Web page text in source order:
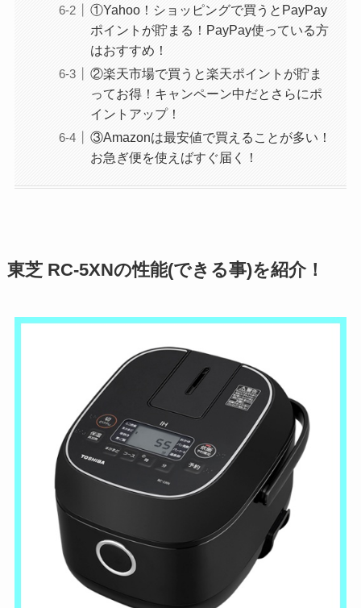
①Yahoo！ショッピングで買うとPayPay
ポイントが貯まる！PayPay使っている方
はおすすめ！
②楽天市場で買うと楽天ポイントが貯ま
ってお得！キャンペーン中だとさらにポ
イントアップ！
③Amazonは最安値で買えることが多い！
お急ぎ便を使えばすぐ届く！
東芝 RC-5XNの性能(できる事)を紹介！